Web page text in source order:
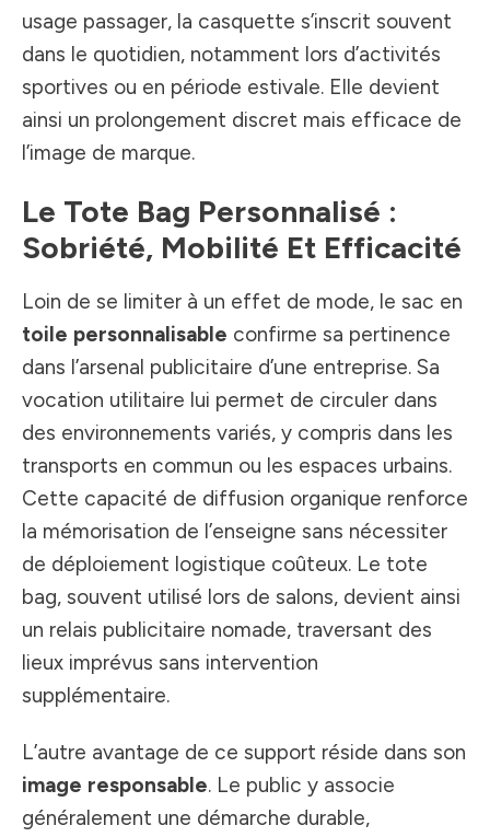
usage passager, la casquette s’inscrit souvent
dans le quotidien, notamment lors d’activités
sportives ou en période estivale. Elle devient
ainsi un prolongement discret mais efficace de
l’image de marque.
Le Tote Bag Personnalisé :
Sobriété, Mobilité Et Efficacité
Loin de se limiter à un effet de mode, le sac en
toile personnalisable confirme sa pertinence
dans l’arsenal publicitaire d’une entreprise. Sa
vocation utilitaire lui permet de circuler dans
des environnements variés, y compris dans les
transports en commun ou les espaces urbains.
Cette capacité de diffusion organique renforce
la mémorisation de l’enseigne sans nécessiter
de déploiement logistique coûteux. Le tote
bag, souvent utilisé lors de salons, devient ainsi
un relais publicitaire nomade, traversant des
lieux imprévus sans intervention
supplémentaire.
L’autre avantage de ce support réside dans son
image responsable. Le public y associe
généralement une démarche durable,